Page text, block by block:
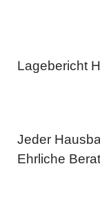
Lagebericht
Jeder
Ehrliche